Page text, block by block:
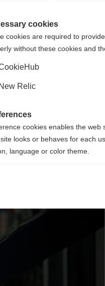
auf
der
(English)
Ja, ich
cookies
cookies are required to
without these cookies and
New Relic
cookies enables the
looks or behaves for each
language or color theme.
cookies help us improve
cookies
cookies are used to track
and engaging
for personalized